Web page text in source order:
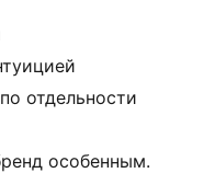
отдельности
особенным.